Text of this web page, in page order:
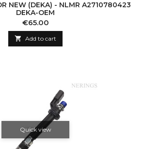
NEW (DEKA) - NLMR A2710780423
DEKA-OEM
Price
€65.00
 Add to cart
Quick view